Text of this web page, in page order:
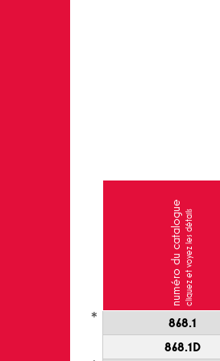
numéro du cataloguecliquez et voyez les détails
868.1
*
868.1D